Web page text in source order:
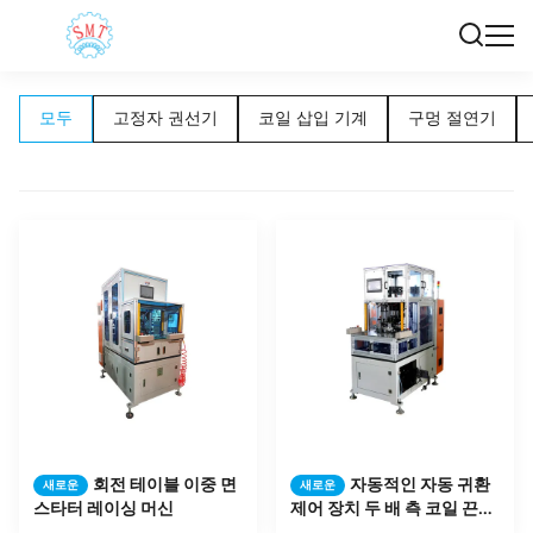
모두 고정자 권선기 코일 삽입 기계 구멍 절연기
새로운
회전 테이블 이중 면
스타터 레이싱 머신
새로운
자동적인 자동 귀환
제어 장치 두 배 측 코일 끈으